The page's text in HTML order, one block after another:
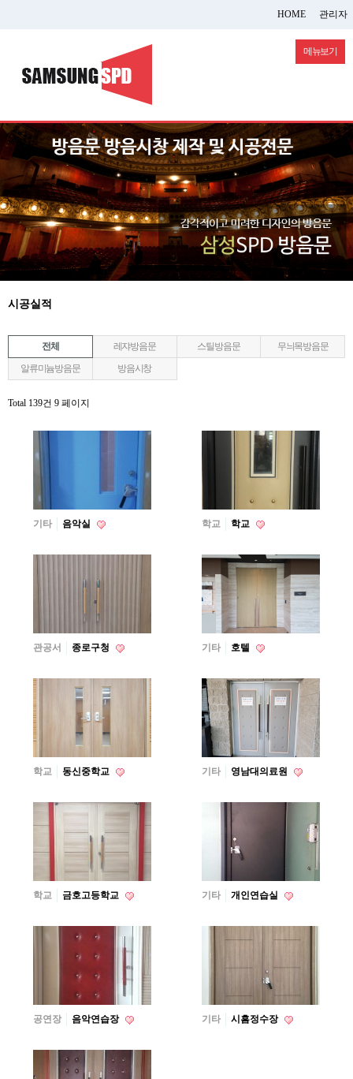
HOME 관리자
메뉴보기
시공실적
전체 레쟈방음문 스틸방음문
무늬목방음문
알류미늄방음문
방음시창
Total 139건 9 페이지
기타 음악실 학교 학교
관공서 종로구청 기타 호텔
학교 동신중학교 기타 영남대의료원
학교 금호고등학교 기타 개인연습실
공연장 음악연습장 기타 시흠정수장